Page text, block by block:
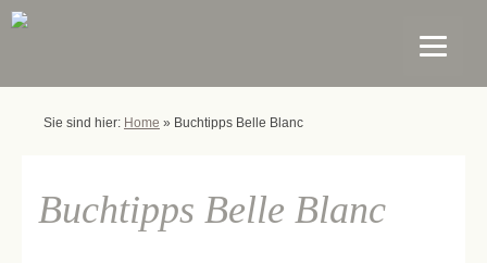
Sie sind hier: Home » Buchtipps Belle Blanc
Buchtipps Belle Blanc